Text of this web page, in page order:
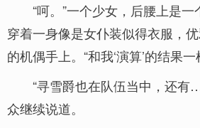
“呵。”一个少女，后腰上是
穿着一身像是女仆装似得衣服，
的机偶手上。“和我‘演算’的结果
“寻雪爵也在队伍当中，还
众继续说道。